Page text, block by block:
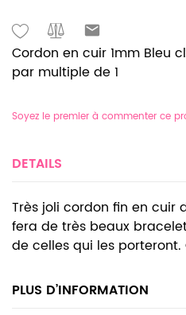
Cordon en cuir 1mm Bleu
par multiple de 1
Soyez le premier à commenter ce
DETAILS
Très joli cordon fin en cuir
fera de très beaux
de celles qui les
PLUS D’INFORMATION